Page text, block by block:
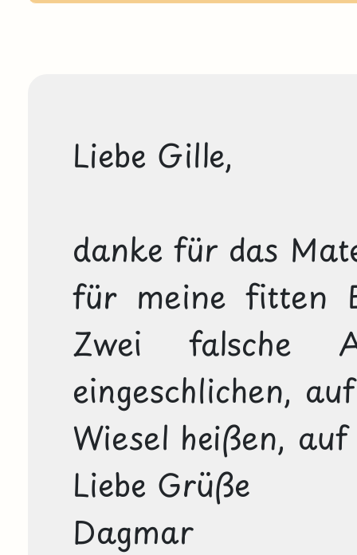
Liebe Gille,
danke für das
für meine fitten
Zwei falsche
eingeschlichen,
Wiesel heißen, auf
Liebe Grüße
Dagmar